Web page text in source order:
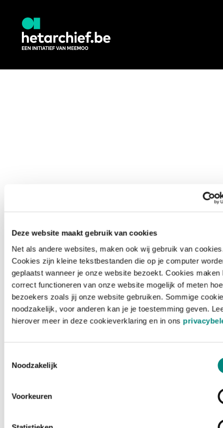
Deze website maakt gebruik van cookies
Net als andere websites, maken ook wij gebruik van
Cookies zijn kleine tekstbestanden die op je computer
geplaatst wanneer je onze website bezoekt. Cookies maken
correct functioneren van onze website mogelijk of meten hoe
bezoekers zoals jij onze website gebruiken. Sommige
noodzakelijk, voor anderen kan je je toestemming geven.
hierover meer in deze cookieverklaring en in ons
Noodzakelijk
Voorkeuren